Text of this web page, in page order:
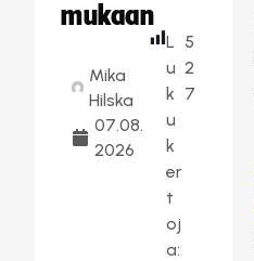
mukaan
Mika
Hilska
07.08.
2026
L
u
k
u
k
er
t
oj
a:
5
2
7